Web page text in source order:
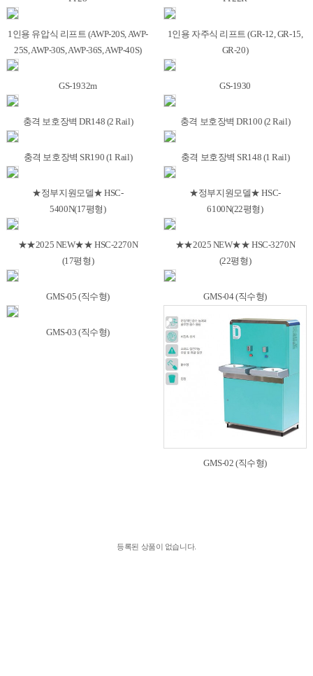
1인용 유압식 리프트 (AWP-20S, AWP-
25S, AWP-30S, AWP-36S, AWP-40S)
1인용 자주식 리프트 (GR-12, GR-15,
GR-20)
GS-1932m GS-1930
충격 보호장벽 DR148 (2 Rail) 충격 보호장벽 DR100 (2 Rail)
충격 보호장벽 SR190 (1 Rail) 충격 보호장벽 SR148 (1 Rail)
★정부지원모델★ HSC-
5400N(17평형)
★정부지원모델★ HSC-
6100N(22평형)
★★2025 NEW★★ HSC-2270N
(17평형)
★★2025 NEW★★ HSC-3270N
(22평형)
GMS-05 (직수형) GMS-04 (직수형)
GMS-03 (직수형)
GMS-02 (직수형)
등록된 상품이 없습니다.